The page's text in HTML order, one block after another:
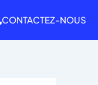
CONTACTEZ-NOUS